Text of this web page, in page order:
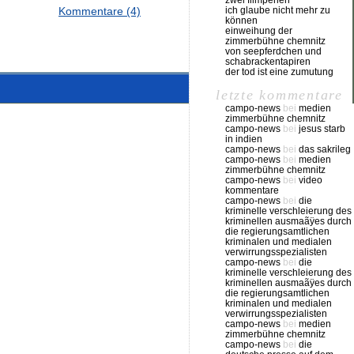
Kommentare (4)
ich glaube nicht mehr zu
können
einweihung der
zimmerbühne chemnitz
von seepferdchen und
schabrackentapiren
der tod ist eine zumutung
letzte kommentare
campo-news bei medien
zimmerbühne chemnitz
campo-news bei jesus starb
in indien
campo-news bei das sakrileg
campo-news bei medien
zimmerbühne chemnitz
campo-news bei video
kommentare
campo-news bei die
kriminelle verschleierung des
kriminellen ausmaãÿes durch
die regierungsamtlichen
kriminalen und medialen
verwirrungsspezialisten
campo-news bei die
kriminelle verschleierung des
kriminellen ausmaãÿes durch
die regierungsamtlichen
kriminalen und medialen
verwirrungsspezialisten
campo-news bei medien
zimmerbühne chemnitz
campo-news bei die